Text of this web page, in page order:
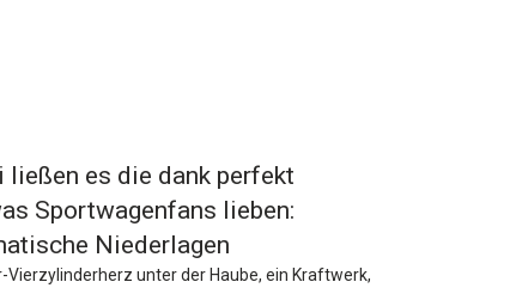
es die dank perfekt
Sportwagenfans lieben:
Niederlagen
unter der Haube, ein Kraftwerk,